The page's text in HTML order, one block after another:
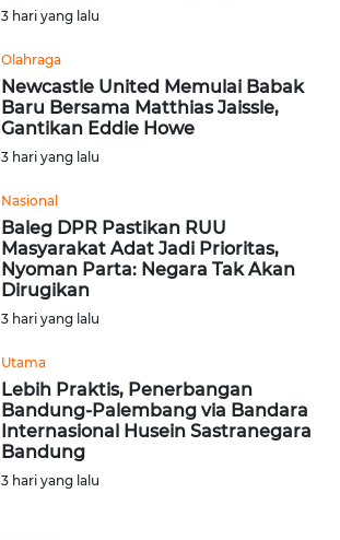
3 hari yang lalu
Olahraga
Newcastle United Memulai Babak
Baru Bersama Matthias Jaissle,
Gantikan Eddie Howe
3 hari yang lalu
Nasional
Baleg DPR Pastikan RUU
Masyarakat Adat Jadi Prioritas,
Nyoman Parta: Negara Tak Akan
Dirugikan
3 hari yang lalu
Utama
Lebih Praktis, Penerbangan
Bandung-Palembang via Bandara
Internasional Husein Sastranegara
Bandung
3 hari yang lalu